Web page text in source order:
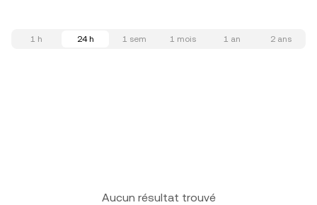
1 h 24 h 1 sem 1 mois 1 an 2 ans
Aucun résultat trouvé